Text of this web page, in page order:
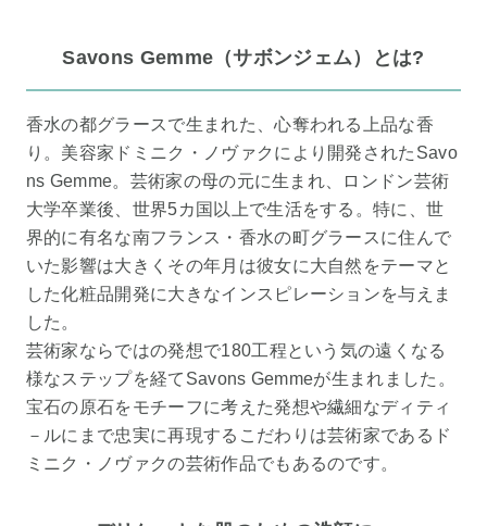
Savons Gemme（サボンジェム）とは?
香水の都グラースで生まれた、心奪われる上品な香
り。美容家ドミニク・ノヴァクにより開発されたSavo
ns Gemme。芸術家の母の元に生まれ、ロンドン芸術
大学卒業後、世界5カ国以上で生活をする。特に、世
界的に有名な南フランス・香水の町グラースに住んで
いた影響は大きくその年月は彼女に大自然をテーマと
した化粧品開発に大きなインスピレーションを与えま
した。
芸術家ならではの発想で180工程という気の遠くなる
様なステップを経てSavons Gemmeが生まれました。
宝石の原石をモチーフに考えた発想や繊細なディティ
－ルにまで忠実に再現するこだわりは芸術家であるド
ミニク・ノヴァクの芸術作品でもあるのです。